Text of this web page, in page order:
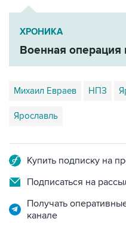
ХРОНИКА
Военная операция
Михаил Евраев НПЗ
Ярославль
Купить подписку на
Подписаться на
Получать
канале